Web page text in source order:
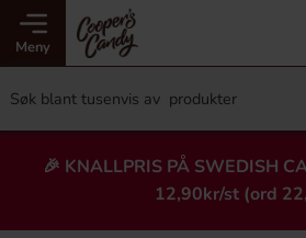
Meny
🎉 KNALLPRIS PÅ SWEDISH
12,90kr/st (ord